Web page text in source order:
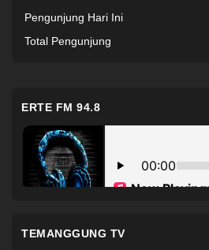
Pengunjung Hari Ini
Total Pengunjung
ERTE FM 94.8
TEMANGGUNG TV